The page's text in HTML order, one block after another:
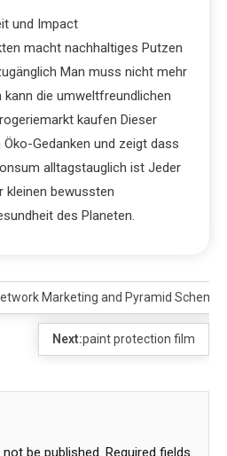
und Impact
macht nachhaltiges Putzen
Man muss nicht mehr
die umweltfreundlichen
kaufen Dieser
Gedanken und zeigt dass
alltagstauglich ist Jeder
kleinen bewussten
des Planeten.
Marketing and Pyramid
Next:paint protection film
be published. Required fields